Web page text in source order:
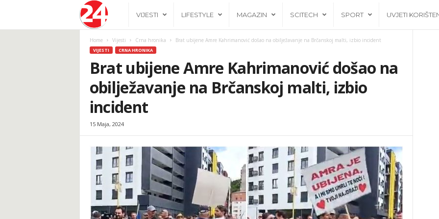
.
b
a
VIJESTI LIFESTYLE MAGAZIN SCITECH SPORT UVJETI
Home Vijesti Crna hronika Brat ubijene Amre Kahrimanović došao na obilježavanje na Brčanskoj malti, izbio incident
VIJESTI CRNA HRONIKA
Brat ubijene Amre Kahrimanović došao na
obilježavanje na Brčanskoj malti, izbio
incident
15 Maja, 2024